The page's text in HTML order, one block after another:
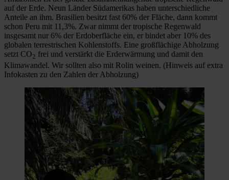
auf der Erde. Neun Länder Südamerikas haben unterschiedliche
Anteile an ihm. Brasilien besitzt fast 60% der Fläche, dann kommt
schon Peru mit 11,3%. Zwar nimmt der tropische Regenwald
insgesamt nur 6% der Erdoberfläche ein, er bindet aber 10% des
globalen terrestrischen Kohlenstoffs. Eine großflächige Abholzung
setzt CO2 frei und verstärkt die Erderwärmung und damit den
Klimawandel. Wir sollten also mit Rolin weinen. (Hinweis auf extra
Infokasten zu den Zahlen der Abholzung)